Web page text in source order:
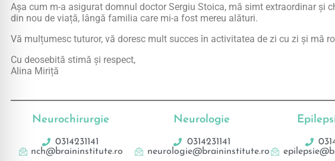
Așa cum m-a asigurat domnul doctor Sergiu Stoica, mă simt extraordinar și
din nou de viață, lângă familia care mi-a fost mereu alături.
Vă mulțumesc tuturor, vă doresc mult succes în activitatea de zi cu zi și mă
Cu deosebită stimă și respect,
Alina Miriță
Neurochirurgie
0314231141
nch@braininstitute.ro
Neurologie
0314231141
neurologie@braininstitute.ro